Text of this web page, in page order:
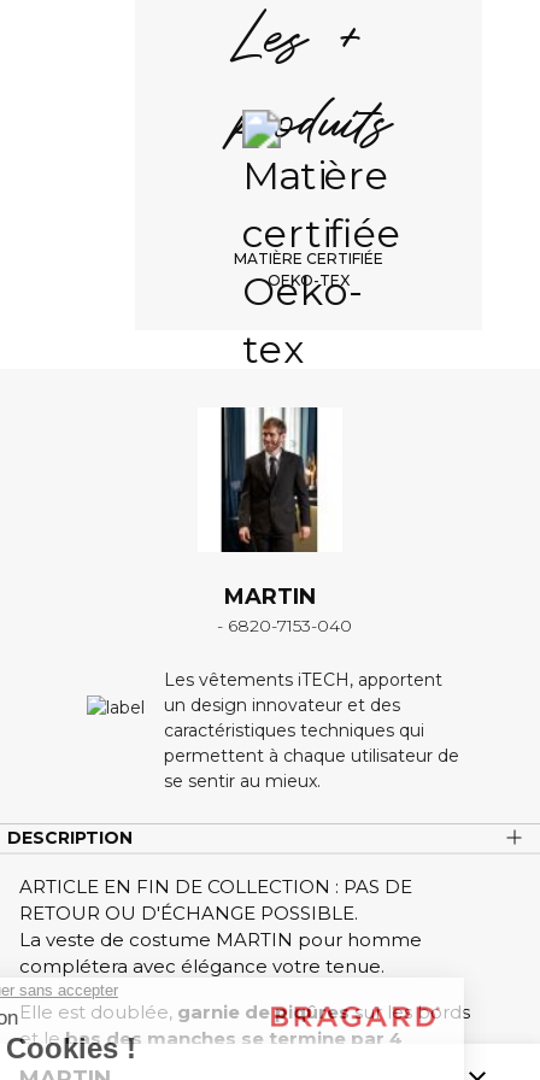
Les +
produits
MATIÈRE CERTIFIÉE
OEKO-TEX
MARTIN
- 6820-7153-040
Les vêtements iTECH, apportent
un design innovateur et des
caractéristiques techniques qui
permettent à chaque utilisateur de
se sentir au mieux.
DESCRIPTION
ARTICLE EN FIN DE COLLECTION : PAS DE
RETOUR OU D'ÉCHANGE POSSIBLE.
La veste de costume MARTIN pour homme
complétera avec élégance votre tenue.
Elle est doublée, garnie de piqûressur les bords
et lebas des manches se termine par 4
boutons.